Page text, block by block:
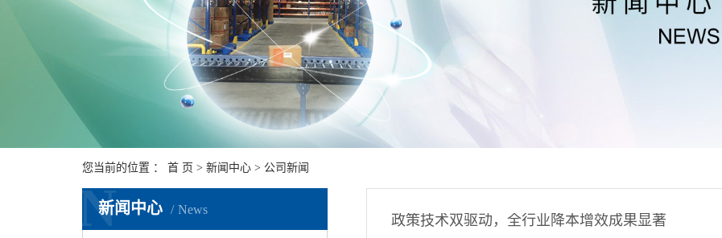
您当前的位置 ： 首 页 > 新闻中心 > 公司新闻
新闻中心 News
N 政策技术双驱动，全行业降本增效成果显著